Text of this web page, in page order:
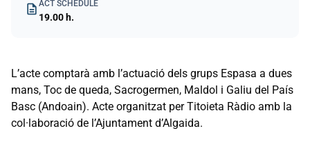
description ACT SCHEDULE
19.00 h.
L’acte comptarà amb l’actuació dels grups Espasa a dues
mans, Toc de queda, Sacrogermen, Maldol i Galiu del País
Basc (Andoain). Acte organitzat per Titoieta Ràdio amb la
col·laboració de l’Ajuntament d’Algaida.